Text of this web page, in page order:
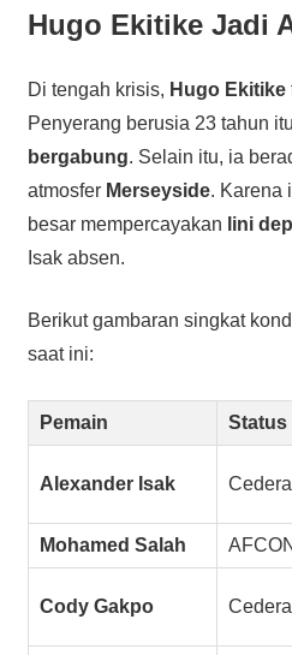
Hugo Ekitike Jadi
Di tengah krisis, Hugo Ekitike
Penyerang berusia 23 tahun
bergabung. Selain itu, ia
atmosfer Merseyside. Karena
besar mempercayakan lini
Isak absen.
Berikut gambaran singkat
saat ini:
Pemain Status
Alexander Isak Cedera
Mohamed Salah AFCON
Cody Gakpo Cedera